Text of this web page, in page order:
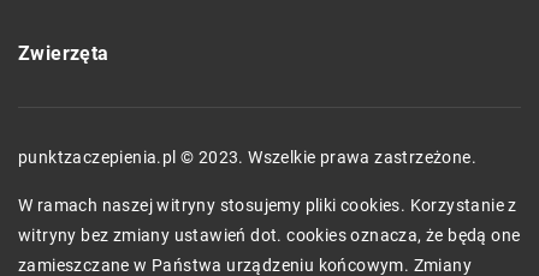
Zwierzęta
punktzaczepienia.pl © 2023. Wszelkie prawa zastrzeżone.
W ramach naszej witryny stosujemy pliki cookies. Korzystanie z
witryny bez zmiany ustawień dot. cookies oznacza, że będą one
zamieszczane w Państwa urządzeniu końcowym. Zmiany